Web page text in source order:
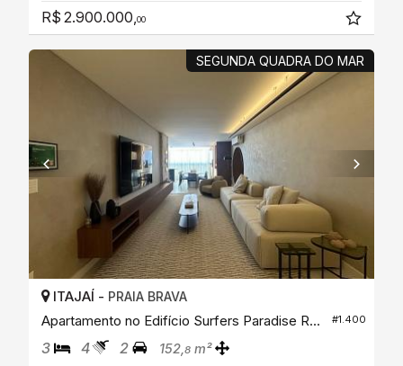
R$ 2.900.000, 00
SEGUNDA QUADRA DO MAR
#1.400
ITAJAÍ - PRAIA BRAVA
Apartamento no Edifício Surfers Paradise Residence
3 4 2 152,8 m²